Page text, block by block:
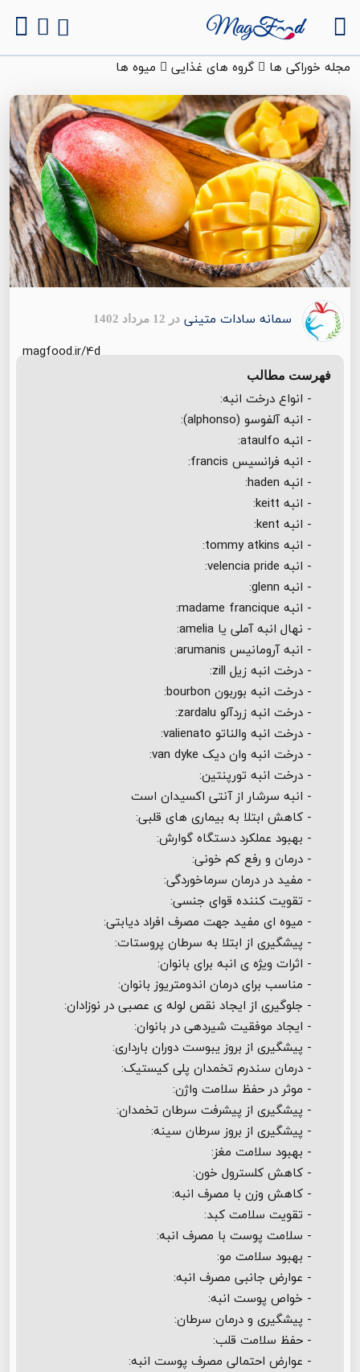
مجله خوراکی ها گروه های غذایی میوه ها
سمانه سادات متینی در 12 مرداد 1402
magfood.ir/4d
فهرست مطالب
- انواع درخت انبه:
- انبه آلفوسو (alphonso):
- انبه ataulfo:
- انبه فرانسیس francis:
- انبه haden:
- انبه keitt:
- انبه kent:
- انبه tommy atkins:
- انبه velencia pride:
- انبه glenn:
- انبه madame francique:
- نهال انبه آملی یا amelia:
- انبه آرومانیس arumanis:
- درخت انبه زیل zill:
- درخت انبه بوربون bourbon:
- درخت انبه زردآلو zardalu:
- درخت انبه والناتو valienato:
- درخت انبه وان دیک van dyke:
- درخت انبه تورپنتین:
- انبه سرشار از آنتی اکسیدان است
- کاهش ابتلا به بیماری های قلبی:
- بهبود عملکرد دستگاه گوارش:
- درمان و رفع کم خونی:
- مفید در درمان سرماخوردگی:
- تقویت کننده قوای جنسی:
- میوه ای مفید جهت مصرف افراد دیابتی:
- پیشگیری از ابتلا به سرطان پروستات:
- اثرات ویژه ی انبه برای بانوان:
- مناسب برای درمان اندومتریوز بانوان:
- جلوگیری از ایجاد نقص لوله ی عصبی در نوزادان:
- ایجاد موفقیت شیردهی در بانوان:
- پیشگیری از بروز یبوست دوران بارداری:
- درمان سندرم تخمدان پلی کیستیک:
- موثر در حفظ سلامت واژن:
- پیشگیری از پیشرفت سرطان تخمدان:
- پیشگیری از بروز سرطان سینه:
- بهبود سلامت مغز:
- کاهش کلسترول خون:
- کاهش وزن با مصرف انبه:
- تقویت سلامت کبد:
- سلامت پوست با مصرف انبه:
- بهبود سلامت مو:
- عوارض جانبی مصرف انبه:
- خواص پوست انبه:
- پیشگیری و درمان سرطان:
- حفظ سلامت قلب:
- عوارض احتمالی مصرف پوست انبه: